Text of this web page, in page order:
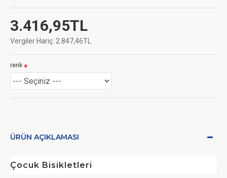
3.416,95TL
Vergiler Hariç: 2.847,46TL
renk
ÜRÜN AÇIKLAMASI
Çocuk Bisikletleri